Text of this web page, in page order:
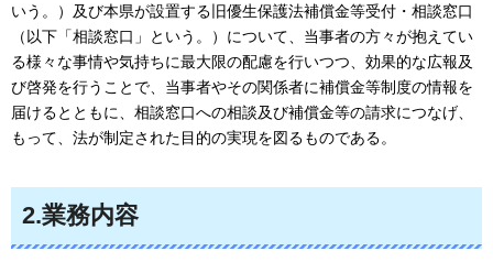
いう。）及び本県が設置する旧優生保護法補償金等受付・相談窓口
（以下「相談窓口」という。）について、当事者の方々が抱えてい
る様々な事情や気持ちに最大限の配慮を行いつつ、効果的な広報及
び啓発を行うことで、当事者やその関係者に補償金等制度の情報を
届けるとともに、相談窓口への相談及び補償金等の請求につなげ、
もって、法が制定された目的の実現を図るものである。
2.業務内容